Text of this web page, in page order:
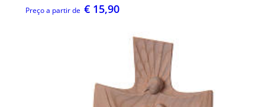
Preço a partir de € 15,90